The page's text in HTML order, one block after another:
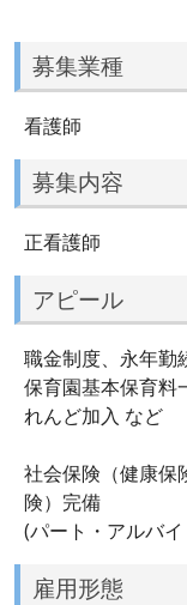
募集業種
看護師
募集内容
正看護師
アピール
職金制度、永年勤
保育園基本保育料
れんど加入 など
社会保険（健康保
険）完備
(パート・アルバイ
雇用形態